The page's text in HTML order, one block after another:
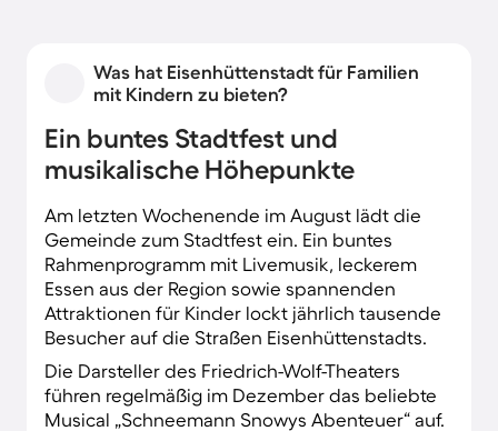
Was hat Eisenhüttenstadt für Familien
mit Kindern zu bieten?
Ein buntes Stadtfest und
musikalische Höhepunkte
Am letzten Wochenende im August lädt die
Gemeinde zum Stadtfest ein. Ein buntes
Rahmenprogramm mit Livemusik, leckerem
Essen aus der Region sowie spannenden
Attraktionen für Kinder lockt jährlich tausende
Besucher auf die Straßen Eisenhüttenstadts.
Die Darsteller des Friedrich-Wolf-Theaters
führen regelmäßig im Dezember das beliebte
Musical „Schneemann Snowys Abenteuer“ auf.